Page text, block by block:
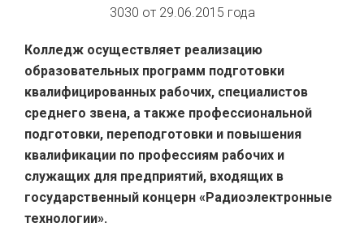
3030 от 29.06.2015 года
Колледж осуществляет реализацию
образовательных программ подготовки
квалифицированных рабочих, специалистов
среднего звена, а также профессиональной
подготовки, переподготовки и повышения
квалификации по профессиям рабочих и
служащих для предприятий, входящих в
государственный концерн «Радиоэлектронные
технологии».